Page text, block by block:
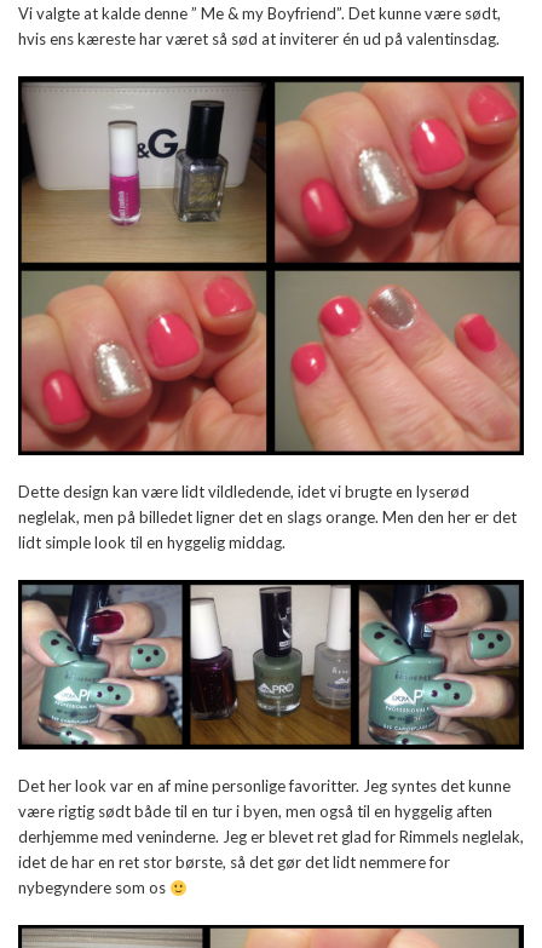
Vi valgte at kalde denne ” Me & my Boyfriend”. Det kunne være sødt,
hvis ens kæreste har været så sød at inviterer én ud på valentinsdag.
Dette design kan være lidt vildledende, idet vi brugte en lyserød
neglelak, men på billedet ligner det en slags orange. Men den her er det
lidt simple look til en hyggelig middag.
Det her look var en af mine personlige favoritter. Jeg syntes det kunne
være rigtig sødt både til en tur i byen, men også til en hyggelig aften
derhjemme med veninderne. Jeg er blevet ret glad for Rimmels neglelak,
idet de har en ret stor børste, så det gør det lidt nemmere for
nybegyndere som os